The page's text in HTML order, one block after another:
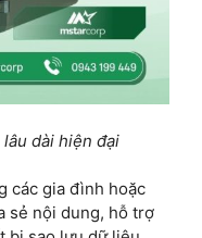
dài hiện đại
các gia đình hoặc
sẻ nội dung, hỗ trợ